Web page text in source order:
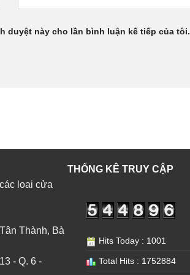
duyệt này cho lần bình luận kế tiếp của tôi.
loai cửa
Thành, Bà
- Q. 6 -
THỐNG KÊ TRUY CẬP
Hits Today : 1001
Total Hits : 1752884